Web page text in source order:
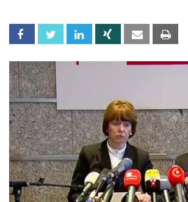
Facebook Twitter Linkedin Xing Email